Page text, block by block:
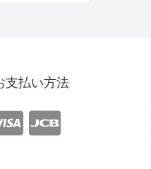
支払い方法